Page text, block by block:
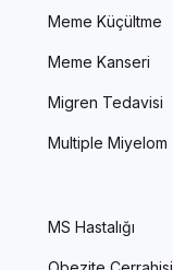
Meme Küçültme
Meme Kanseri
Migren Tedavisi
Multiple Miyelom
MS Hastalığı